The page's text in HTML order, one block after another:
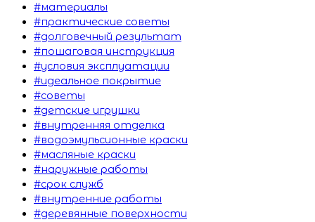
#материалы
#практические советы
#долговечный результат
#пошаговая инструкция
#условия эксплуатации
#идеальное покрытие
#советы
#детские игрушки
#внутренняя отделка
#водоэмульсионные краски
#масляные краски
#наружные работы
#срок служб
#внутренние работы
#деревянные поверхности